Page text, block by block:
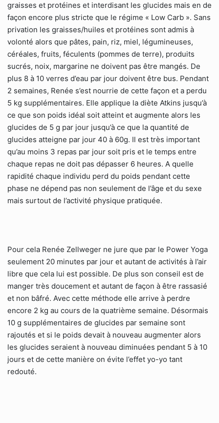
graisses et protéines et interdisant les glucides mais en de
façon encore plus stricte que le régime « Low Carb ». Sans
privation les graisses/huiles et protéines sont admis à
volonté alors que pâtes, pain, riz, miel, légumineuses,
céréales, fruits, féculents (pommes de terre), produits
sucrés, noix, margarine ne doivent pas être mangés. De
plus 8 à 10 verres d’eau par jour doivent être bus. Pendant
2 semaines, Renée s’est nourrie de cette façon et a perdu
5 kg supplémentaires. Elle applique la diète Atkins jusqu’à
ce que son poids idéal soit atteint et augmente alors les
glucides de 5 g par jour jusqu’à ce que la quantité de
glucides atteigne par jour 40 à 60g. Il est très important
qu’au moins 3 repas par jour soit pris et le temps entre
chaque repas ne doit pas dépasser 6 heures. A quelle
rapidité chaque individu perd du poids pendant cette
phase ne dépend pas non seulement de l’âge et du sexe
mais surtout de l’activité physique pratiquée.
Pour cela Renée Zellweger ne jure que par le Power Yoga
seulement 20 minutes par jour et autant de activités à l’air
libre que cela lui est possible. De plus son conseil est de
manger très doucement et autant de façon à être rassasié
et non bâfré. Avec cette méthode elle arrive à perdre
encore 2 kg au cours de la quatrième semaine. Désormais
10 g supplémentaires de glucides par semaine sont
rajoutés et si le poids devait à nouveau augmenter alors
les glucides seraient à nouveau diminuées pendant 5 à 10
jours et de cette manière on évite l’effet yo-yo tant
redouté.